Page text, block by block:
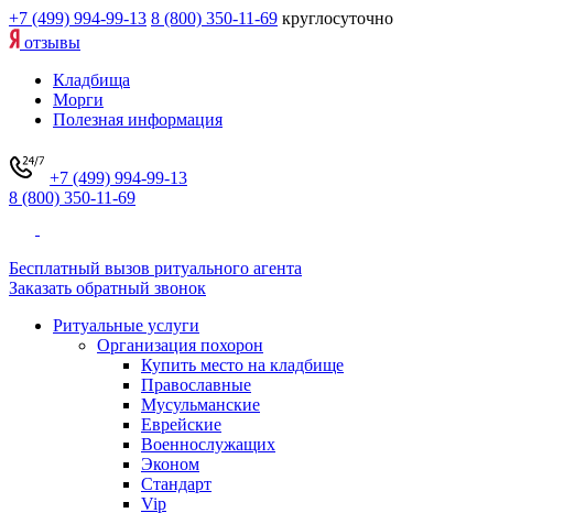
+7 (499) 994-99-13 8 (800) 350-11-69 круглосуточно
отзывы
Кладбища
Морги
Полезная информация
+7 (499) 994-99-13
8 (800) 350-11-69
Бесплатный вызов ритуального агента
Заказать обратный звонок
Ритуальные услуги
Организация похорон
Купить место на кладбище
Православные
Мусульманские
Еврейские
Военнослужащих
Эконом
Стандарт
Vip